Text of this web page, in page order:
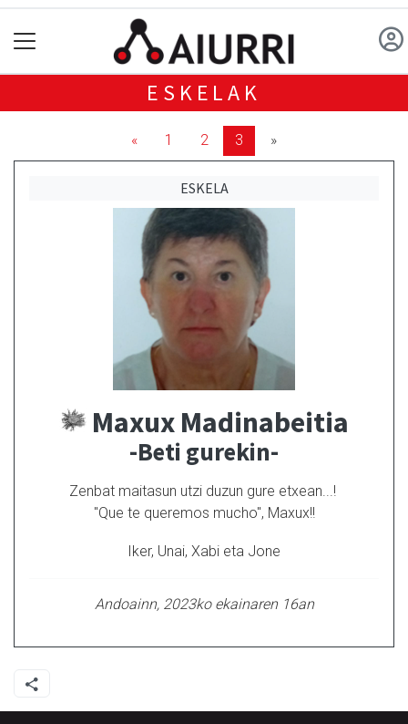
ESKELAK
« 1 2 3 »
ESKELA
Maxux Madinabeitia
-Beti gurekin-
Zenbat maitasun utzi duzun gure etxean...!
"Que te queremos mucho", Maxux!!
Iker, Unai, Xabi eta Jone
Andoainn, 2023ko ekainaren 16an